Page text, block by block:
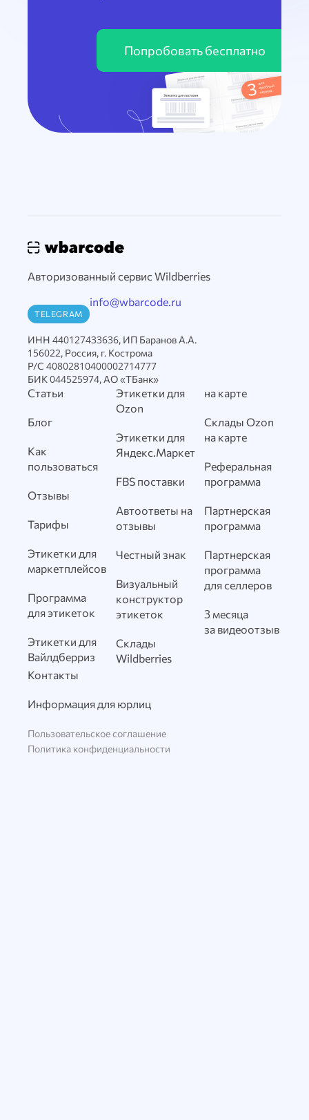
Попробовать бесплатно
Авторизованный сервис Wildberries
TELEGRAM
info@wbarcode.ru
ИНН 440127433636, ИП Баранов А.А.
156022, Россия, г. Кострома
Р/С 40802810400002714777
БИК 044525974, АО «ТБанк»
Статьи
Блог
Как
пользоваться
Отзывы
Тарифы
Этикетки для
маркетплейсов
Программа
для этикеток
Этикетки для
Вайлдберриз
Этикетки для
Ozon
Этикетки для
Яндекс.Маркет
FBS поставки
Автоответы на
отзывы
Честный знак
Визуальный
конструктор
этикеток
Склады
Wildberries
на карте
Склады Ozon
на карте
Реферальная
программа
Партнерская
программа
Партнерская
программа
для селлеров
3 месяца
за видеоотзыв
Контакты
Информация для юрлиц
Пользовательское соглашение
Политика конфиденциальности